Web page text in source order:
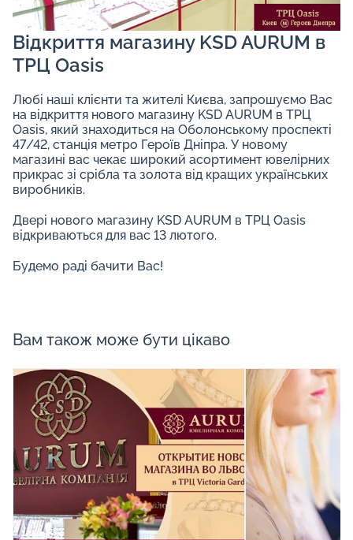
Відкриття магазину KSD AURUM в
ТРЦ Oasis
Любі наші клієнти та жителі Києва, запрошуємо Вас
на відкриття нового магазину KSD AURUM в ТРЦ
Oasis, який знаходиться на Оболонському проспекті
47/42, станція метро Героїв Дніпра. У новому
магазині вас чекає широкий асортимент ювелірних
прикрас зі срібла та золота від кращих українських
виробників.
Двері нового магазину KSD AURUM в ТРЦ Oasis
відкриваються для вас 13 лютого.
Будемо раді бачити Вас!
Вам також може бути цікаво